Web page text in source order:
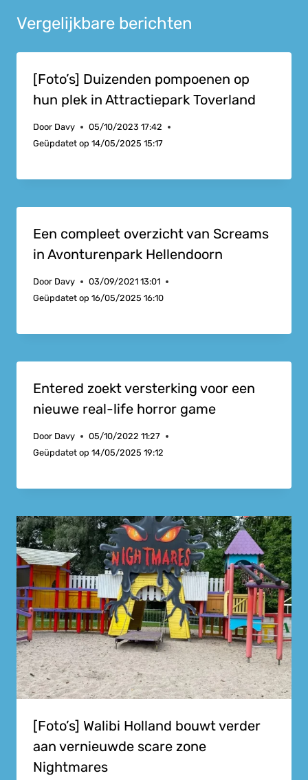
Vergelijkbare berichten
[Foto’s] Duizenden pompoenen op
hun plek in Attractiepark Toverland
Door Davy
05/10/2023 17:42
Geüpdatet op 14/05/2025 15:17
Een compleet overzicht van Screams
in Avonturenpark Hellendoorn
Door Davy
03/09/2021 13:01
Geüpdatet op 16/05/2025 16:10
Entered zoekt versterking voor een
nieuwe real-life horror game
Door Davy
05/10/2022 11:27
Geüpdatet op 14/05/2025 19:12
[Foto’s] Walibi Holland bouwt verder
aan vernieuwde scare zone
Nightmares